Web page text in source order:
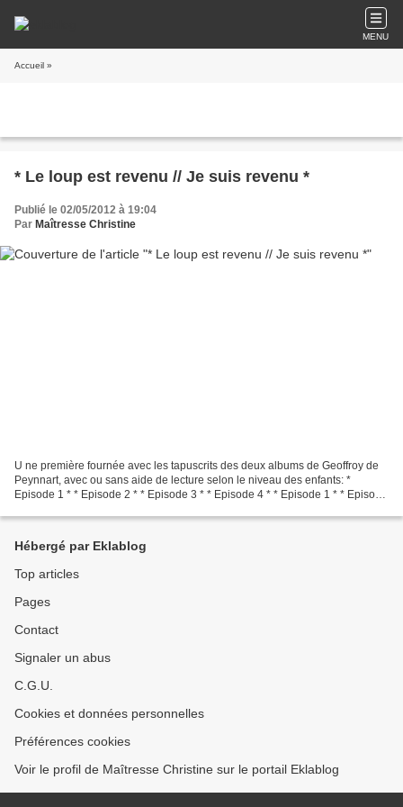
MENU
Accueil »
* Le loup est revenu // Je suis revenu *
Publié le 02/05/2012 à 19:04
Par Maîtresse Christine
U ne première fournée avec les tapuscrits des deux albums de Geoffroy de
Peynnart, avec ou sans aide de lecture selon le niveau des enfants: *
Episode 1 * * Episode 2 * * Episode 3 * * Episode 4 * * Episode 1 * * Episode
Hébergé par Eklablog
Top articles
Pages
Contact
Signaler un abus
C.G.U.
Cookies et données personnelles
Préférences cookies
Voir le profil de Maîtresse Christine sur le portail Eklablog